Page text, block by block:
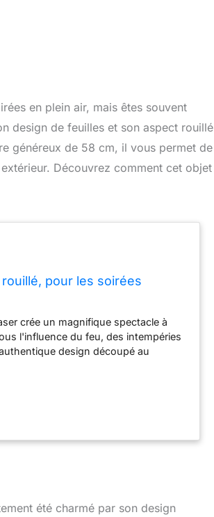
en plein air, mais êtes souvent
design de feuilles et son aspect rouillé
généreux de 58 cm, il vous permet de
Découvrez comment cet objet
pour les soirées
crée un magnifique spectacle à
l'influence du feu, des intempéries
design découpé au
été charmé par son design